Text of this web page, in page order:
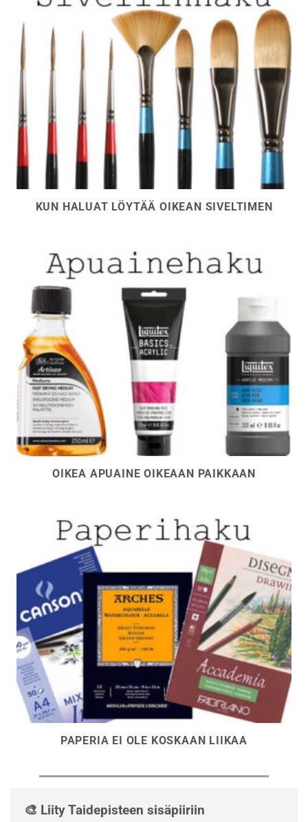
KUN HALUAT LÖYTÄÄ OIKEAN SIVELTIMEN
OIKEA APUAINE OIKEAAN PAIKKAAN
PAPERIA EI OLE KOSKAAN LIIKAA
🎨 Liity Taidepisteen sisäpiiriin